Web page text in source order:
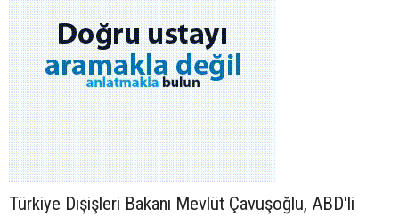
Türkiye Dışişleri Bakanı Mevlüt Çavuşoğlu, ABD'li